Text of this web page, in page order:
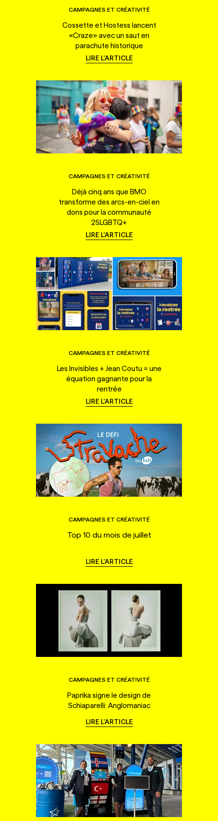
CAMPAGNES ET CRÉATIVITÉ
Cossette et Hostess lancent
«Craze» avec un saut en
parachute historique
LIRE L'ARTICLE
CAMPAGNES ET CRÉATIVITÉ
Déjà cinq ans que BMO
transforme des arcs-en-ciel en
dons pour la communauté
2SLGBTQ+
LIRE L'ARTICLE
CAMPAGNES ET CRÉATIVITÉ
Les Invisibles + Jean Coutu = une
équation gagnante pour la
rentrée
LIRE L'ARTICLE
CAMPAGNES ET CRÉATIVITÉ
Top 10 du mois de juillet
LIRE L'ARTICLE
CAMPAGNES ET CRÉATIVITÉ
Paprika signe le design de
Schiaparelli: Anglomaniac
LIRE L'ARTICLE